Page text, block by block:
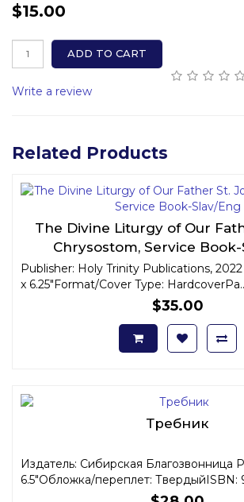
$15.00
ADD TO CART
Write a review
Related Products
The Divine Liturgy of Our
Chrysostom, Service Book-
Publisher: Holy Trinity Publications,
x 6.25"Format/Cover Type: HardcoverPa..
$35.00
Требник
Издатель: Сибирская Благозвонница
6.5"Обложка/переплет: ТвердыйISBN: